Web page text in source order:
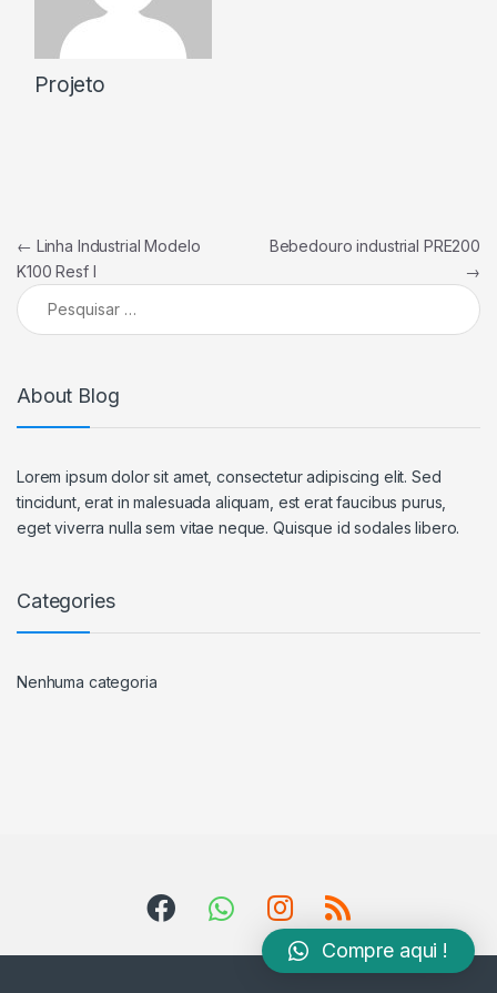
Projeto
Navegação de Post
← Linha Industrial Modelo
K100 Resf I
Bebedouro industrial PRE200
→
Pesquisar por:
About Blog
Lorem ipsum dolor sit amet, consectetur adipiscing elit. Sed
tincidunt, erat in malesuada aliquam, est erat faucibus purus,
eget viverra nulla sem vitae neque. Quisque id sodales libero.
Categories
Nenhuma categoria
Compre aqui !